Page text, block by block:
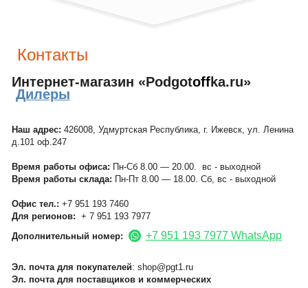
Контакты
Интернет-магазин «Podgotoffka.ru»
Дилеры
Наш адрес: 426008, Удмуртская Республика, г. Ижевск, ул. Ленина
д.101 оф.247
Время работы офиса: Пн-Сб 8.00 — 20.00. вс - выходной
Время работы склада: Пн-Пт 8.00 — 18.00. Сб, вс - выходной
Офис тел.: +7 951 193 7460
Для регионов: + 7 951 193 7977
Дополнительный номер:
+7 951 193 7977 WhatsApp
Эл. почта для покупателей: shop@pgt1.ru
Эл. почта для поставщиков и коммерческих